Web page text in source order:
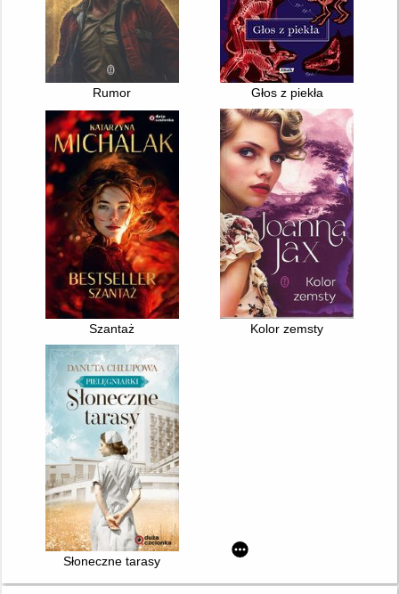
Rumor Głos z piekła
Szantaż Kolor zemsty
Słoneczne tarasy